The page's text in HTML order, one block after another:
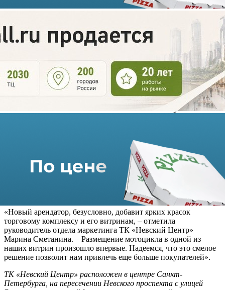
В торговом комплексе «Невский Центр» на -1 этаже открылся
остров компании Harley-Davidson, где можно приобрести
одежду, аксессуары и сувенирную продукцию престижного
мотобренда. В витринах ТК разместится легендарный
мотоцикл Harley-Davidson Forty-Eight 2021 года. Модель
появилась в 1948 году, и с тех пор ее визитной карточкой
является запоминающийся «бульдожий» дизайн, стройная
форма с внушительными шинами и бак в форме арахиса.
В новом магазине Harley-Davidson на минус первом этаже
продаются куртки, кофты, рубашки, кепки, чашки, брелоки,
​«Мы рады, что открылись в таком знаковом месте, как
«Невский Центр», где каждый день бывают тысячи людей.
Уверены, что среди них обязательно найдутся настоящие
ценители мотоциклов и нашего бренда, – сказал Антон
Георгиев, владелец дилерского центра Harley-Davidson Lahta.
– Для того, чтобы остров стал ещё заметнее, мы разместили
возле него мотоцикл Harley-Davidson Road Glide, который
идеально подходит для дальних поездок и путешествий».
«Новый арендатор, безусловно, добавит ярких красок
торговому комплексу и его витринам, – отметила
руководитель отдела маркетинга ТК «Невский Центр»
Марина Сметанина. – Размещение мотоцикла в одной из
наших витрин произошло впервые. Надеемся, что это смелое
ТК «Невский Центр» расположен в центре Санкт-